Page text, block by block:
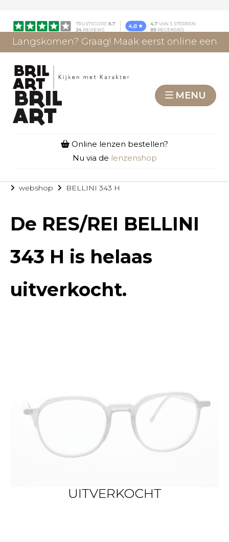
Langskomen? Graag! Maak eerst online een
MENU
Online lenzen bestellen?
Nu via de lenzenshop
webshop BELLINI 343 H
De RES/REI BELLINI
343 H is helaas
uitverkocht.
UITVERKOCHT
UITVERKOCHT